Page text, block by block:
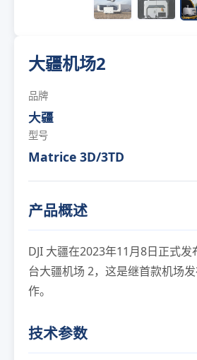
大疆机场2
品牌
大疆
型号
Matrice 3D/3TD
产品概述
DJI 大疆在2023年11月8日正式
台大疆机场 2，这是继首款机场
作。
技术参数